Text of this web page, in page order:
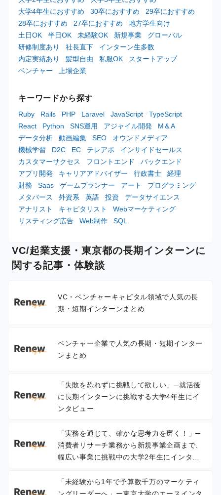
大学4年生におすすめ
30卒におすすめ
29卒におすすめ
28卒におすすめ
27卒におすすめ
地方学生向け
土日OK
半日OK 未経験OK 新規事業
グローバル
研修制度あり
社長直下
インターン生多数
内定実績あり
髪型自由 私服OK
スタートアップ
ベンチャー
上場企業
キーワードから探す
Ruby Rails PHP Laravel JavaScript
TypeScript
React
Python SNS運用 アジャイル開発
M＆A
データ分析
動画編集 SEO
オウンドメディア
機械学習
D2C EC テレアポ
インサイドセールス
カスタマーサクセス
フロントエンド
バックエンド
アプリ開発
キャリアアドバイザー 行政書士
経理
財務
Saas ゲームプランナー アート
プログラミング
メタバース
外資系 英語 投資
データサイエンス
アナリスト
キャピタリスト
Webマーケティング
リスティング広告
Web制作 SQL
VC/起業支援・東京都の長期インターンに
関する記事・体験談
VC・ベンチャーキャピタル領域で人気の長
期・短期インターンまとめ
ベンチャー企業で人気の長期・短期インター
ンまとめ
「失敗を恐れずに挑戦して欲しい」─就活後
に長期インターンに挑戦する大学4年生にイ
ンタビュー
「実務を通じて、確かな思考力を磨く！」─
消費者リサーチ業務から新規事業企画まで、
幅広い事業に挑戦中の大学2年生にインタビ
「未経験から1年で予算数千万のマーケティ